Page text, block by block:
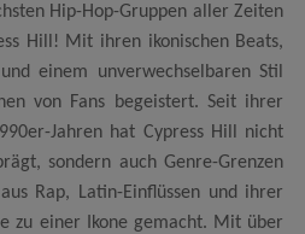
Hip-Hop-Gruppen aller Zeiten
Hill! Mit ihren ikonischen Beats,
einem unverwechselbaren Stil
von Fans begeistert. Seit ihrer
Jahren hat Cypress Hill nicht
sondern auch Genre-Grenzen
Rap, Latin-Einflüssen und ihrer
zu einer Ikone gemacht. Mit über